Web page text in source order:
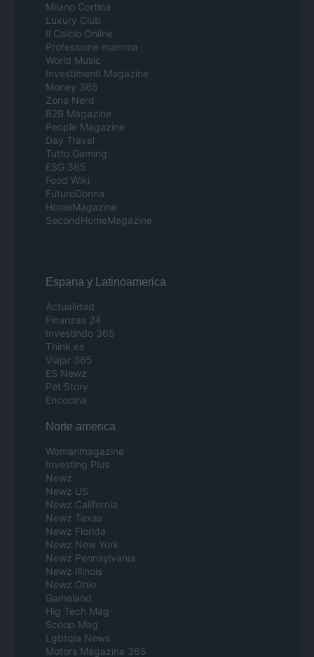
Milano Cortina
Luxury Club
Il Calcio Online
Professione mamma
World Music
Investimenti Magazine
Money 365
Zona Nerd
B2B Magazine
People Magazine
Day Travel
Tutto Gaming
ESG 365
Food Wiki
FuturoDonna
HomeMagazine
SecondHomeMagazine
Espana y Latinoamerica
Actualidad
Finanzas 24
Investindo 365
Think.es
Viajar 365
ES Newz
Pet Story
Encocina
Norte america
Womanmagazine
Investing Plus
Newz
Newz US
Newz California
Newz Texas
Newz Florida
Newz New York
Newz Pennsylvania
Newz Illinois
Newz Ohio
Gameland
Hig Tech Mag
Scoop Mag
Lgbtqia News
Motors Magazine 365